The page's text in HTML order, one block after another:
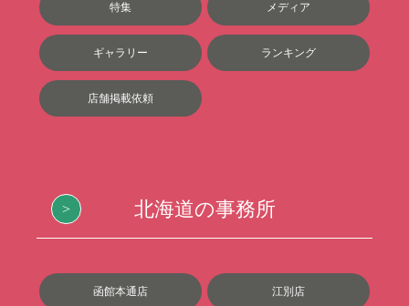
特集 メディア
ギャラリー ランキング
店舗掲載依頼
北海道の事務所
函館本通店 江別店